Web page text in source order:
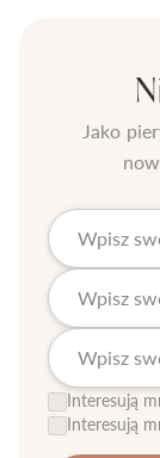
Jako
Interesują
Interesują